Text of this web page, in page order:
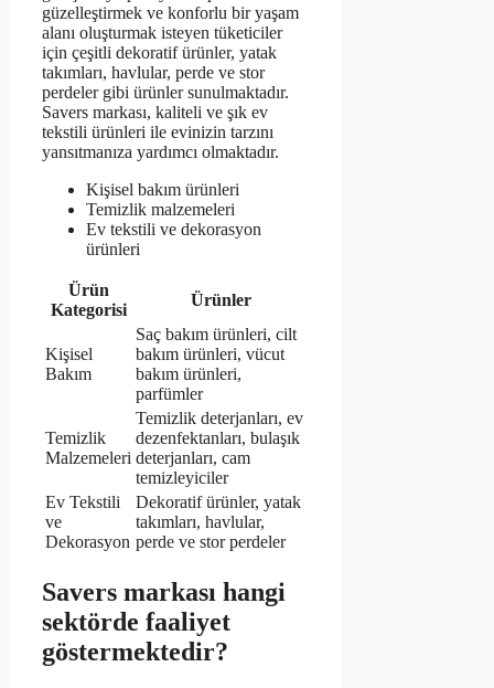
güzelleştirmek ve konforlu bir yaşam
alanı oluşturmak isteyen tüketiciler
için çeşitli dekoratif ürünler, yatak
takımları, havlular, perde ve stor
perdeler gibi ürünler sunulmaktadır.
Savers markası, kaliteli ve şık ev
tekstili ürünleri ile evinizin tarzını
yansıtmanıza yardımcı olmaktadır.
Kişisel bakım ürünleri
Temizlik malzemeleri
Ev tekstili ve dekorasyon
ürünleri
Ürün
Kategorisi
Ürünler
Kişisel
Bakım
Saç bakım ürünleri, cilt
bakım ürünleri, vücut
bakım ürünleri,
parfümler
Temizlik
Malzemeleri
Temizlik deterjanları, ev
dezenfektanları, bulaşık
deterjanları, cam
temizleyiciler
Ev Tekstili
ve
Dekorasyon
Dekoratif ürünler, yatak
takımları, havlular,
perde ve stor perdeler
Savers markası hangi
sektörde faaliyet
göstermektedir?